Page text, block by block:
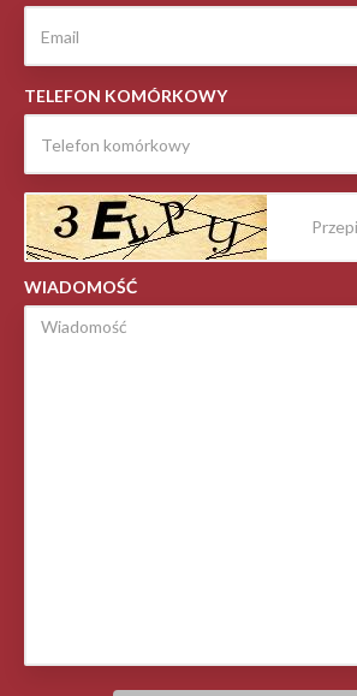
TELEFON KOMÓRKOWY
WIADOMOŚĆ